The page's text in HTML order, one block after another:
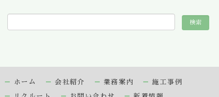
ホーム 会社紹介 業務案内 施工事例